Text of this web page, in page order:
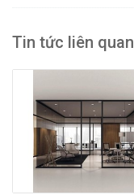
Tin tức liên quan